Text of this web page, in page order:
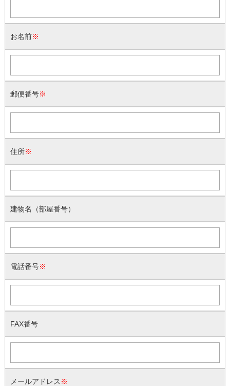
お名前※
郵便番号※
住所※
建物名（部屋番号）
電話番号※
FAX番号
メールアドレス ※